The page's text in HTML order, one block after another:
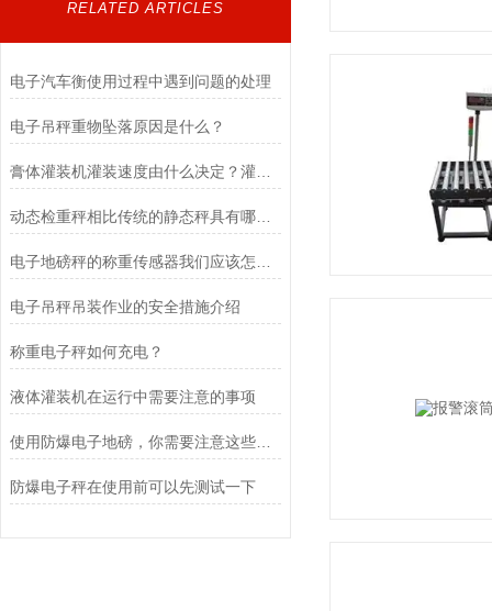
RELATED ARTICLES
电子汽车衡使用过程中遇到问题的处理
电子吊秤重物坠落原因是什么？
动态检重秤相比传统的静态秤具有哪些应用优势
电子吊秤吊装作业的安全措施介绍
称重电子秤如何充电？
液体灌装机在运行中需要注意的事项
使用防爆电子地磅，你需要注意这些事项
防爆电子秤在使用前可以先测试一下